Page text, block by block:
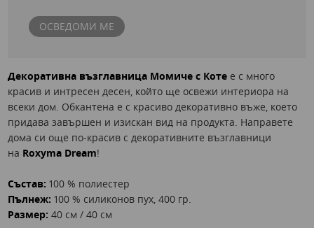
ОСВЕДОМИ МЕ
Декоративна възглавница Момиче с Коте е с много
красив и интресен десен, който ще освежи интериора на
всеки дом. Обкантена е с красиво декоративно въже, което
придава завършен и изискан вид на продукта. Направете
дома си още по-красив с декоративните възглавници
на Roxyma Dream!
Състав: 100 % полиестер
Пълнеж: 100 % силиконов пух, 400 гр.
Размер: 40 см / 40 см